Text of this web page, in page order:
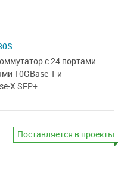
с 24 портами
10GBase-Tи
X SFP+
Поставляется в проекты